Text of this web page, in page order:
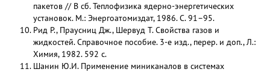
пакетов // В сб. Теплофизика ядерно-энергетических
установок. М.: Энергоатомиздат, 1986. С. 91–95.
Рид Р., Праусниц Дж., Шервуд Т. Свойства газов и
жидкостей. Справочное пособие. 3-е изд., перер. и доп., Л.:
Химия, 1982. 592 с.
Шанин Ю.И. Применение миниканалов в системах